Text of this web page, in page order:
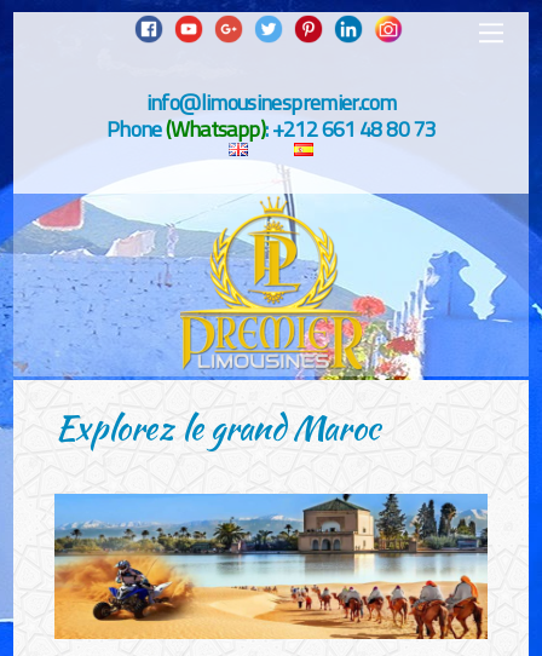
info@limousinespremier.com
Phone(Whatsapp): +212 661 48 80 73
Explorez le grand Maroc